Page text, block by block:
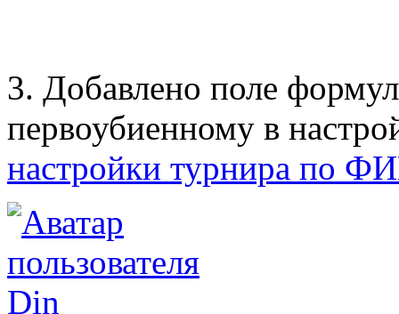
3. Добавлено поле
первоубиенному в
настройки турнира по